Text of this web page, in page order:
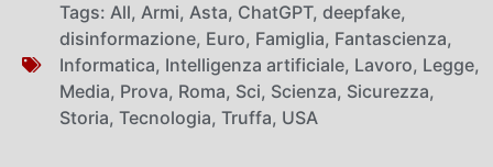
Tags: All, Armi, Asta, ChatGPT, deepfake,
disinformazione, Euro, Famiglia, Fantascienza,
Informatica, Intelligenza artificiale, Lavoro, Legge,
Media, Prova, Roma, Sci, Scienza, Sicurezza,
Storia, Tecnologia, Truffa, USA